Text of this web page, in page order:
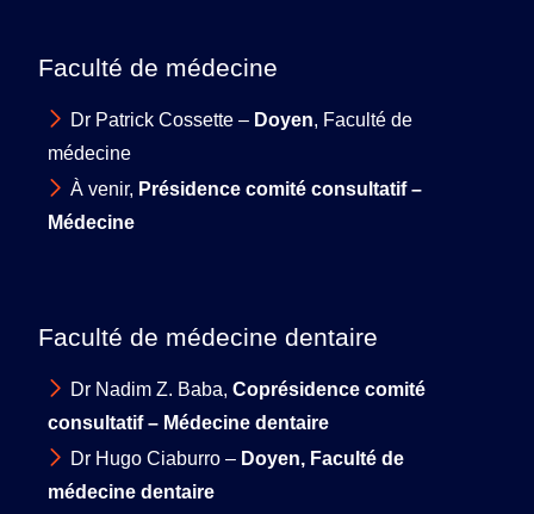
Faculté de médecine
Dr Patrick Cossette – Doyen, Faculté de
médecine
À venir, Présidence comité consultatif –
Médecine
Faculté de médecine dentaire
Dr Nadim Z. Baba, Coprésidence comité
consultatif – Médecine dentaire
Dr Hugo Ciaburro – Doyen, Faculté de
médecine dentaire